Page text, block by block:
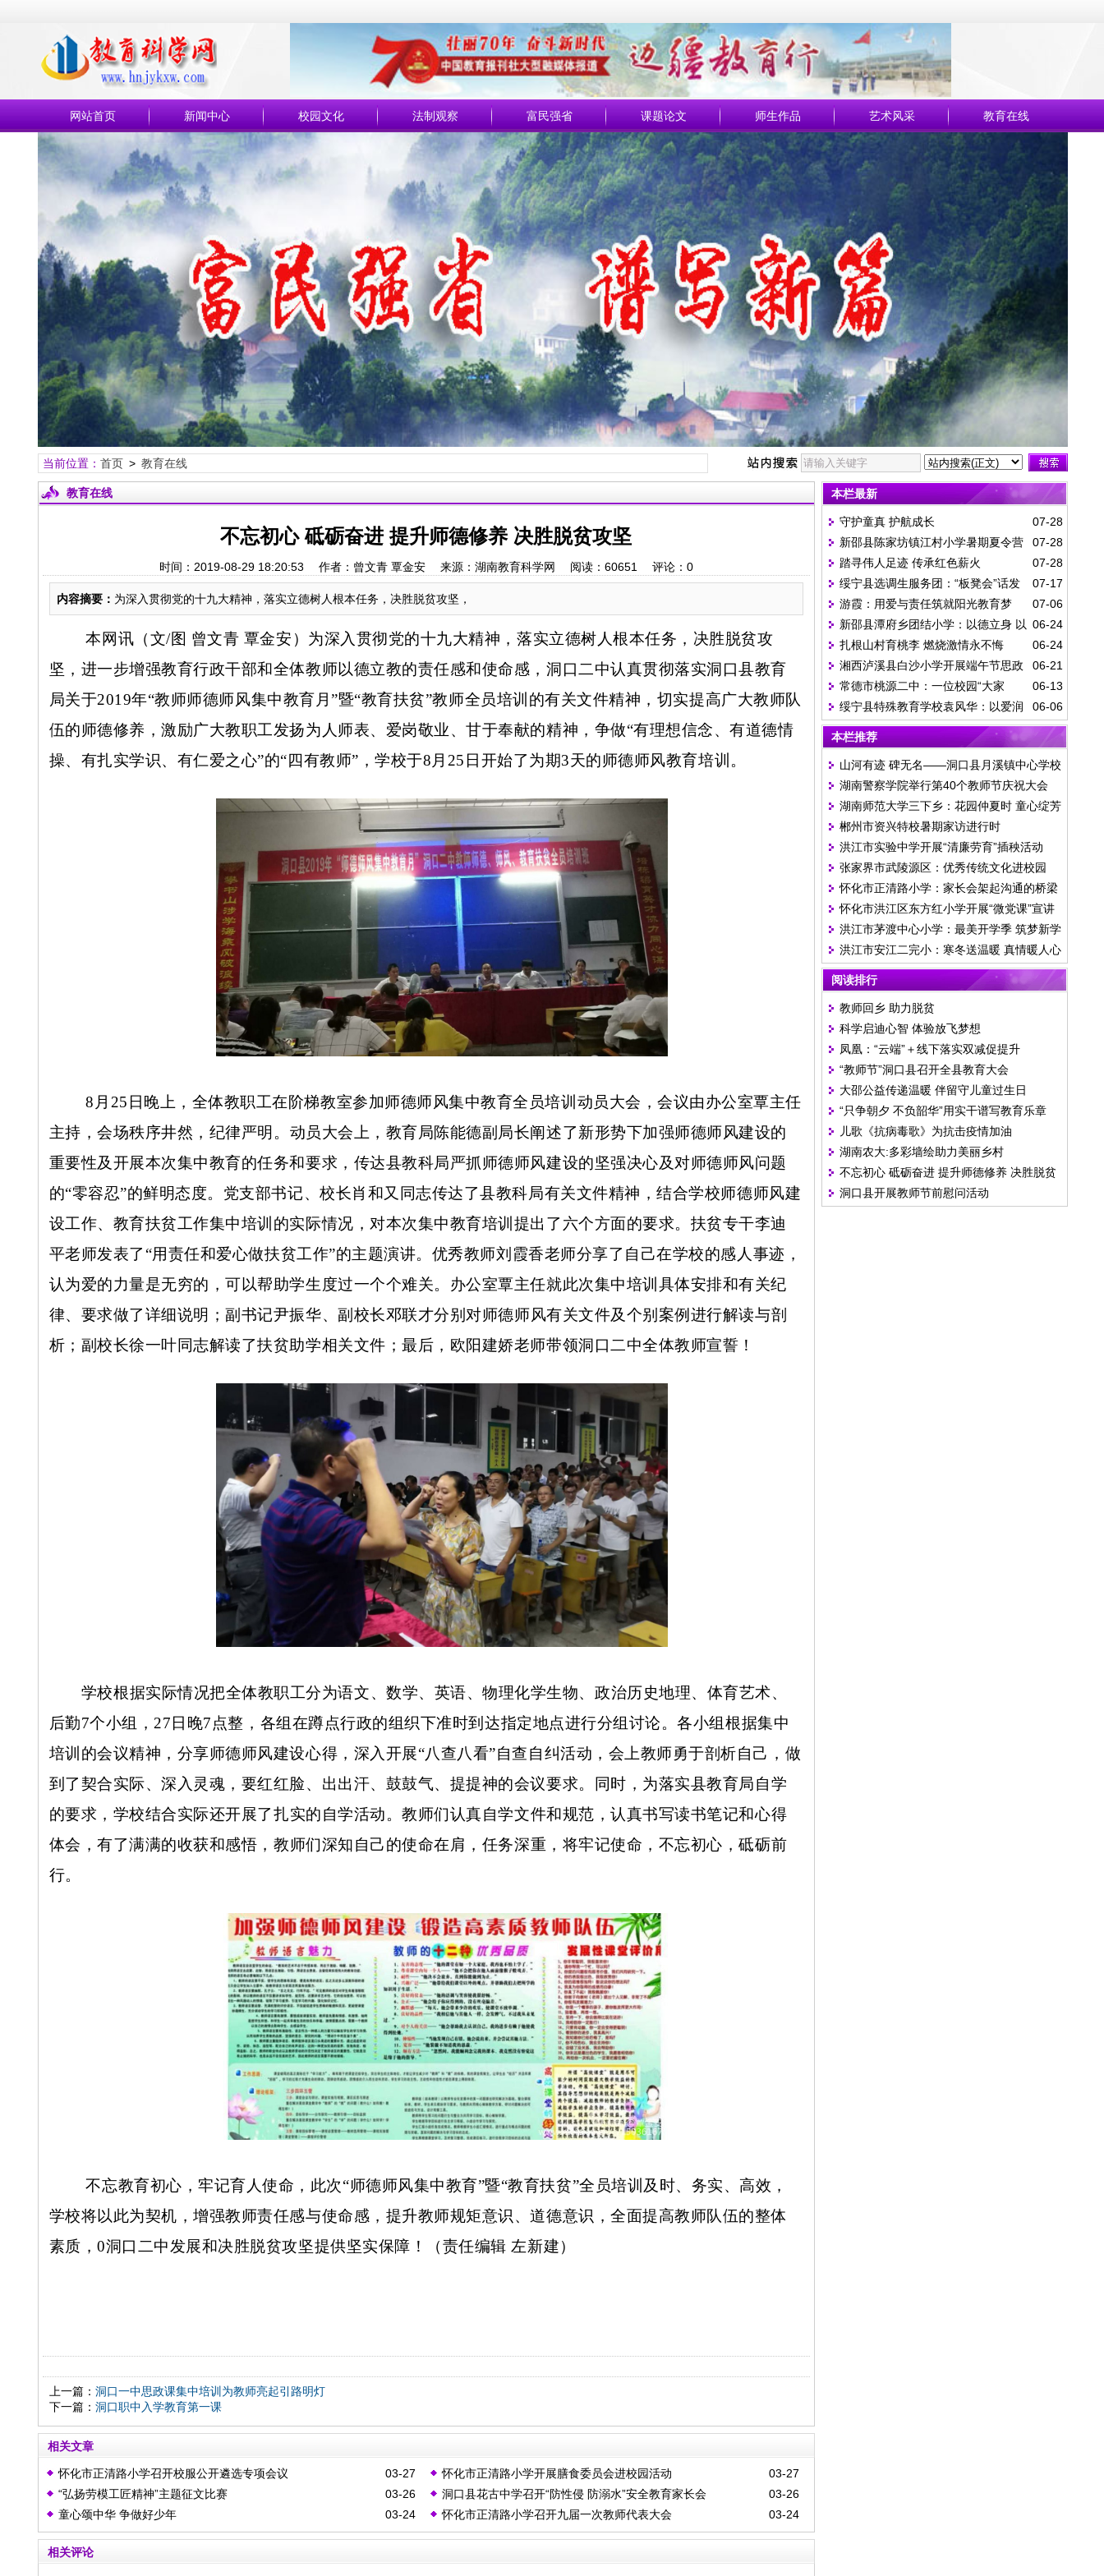
网站首页 新闻中心 校园文化 法制观察 富民强省 课题论文 师生作品 艺术风采 教育在线
当前位置： 首页> 教育在线
教育在线
不忘初心 砥砺奋进 提升师德修养 决胜脱贫攻坚
时间：2019-08-29 18:20:53 作者：曾文青 覃金安 来源：湖南教育科学网 阅读： 60651 评论： 0
内容摘要： 为深入贯彻党的十九大精神，落实立德树人根本任务，决胜脱贫攻坚，
本网讯 （文/图 曾文青 覃金安）为深入贯彻党的十九大精神，落实立德树人根本任务，决胜脱贫攻
坚，进一步增强教育行政干部和全体教师以德立教的责任感和使命感，洞口二中认真贯彻落实洞口县教育
局关于2019年“教师师德师风集中教育月”暨“教育扶贫”教师全员培训的有关文件精神，切实提高广大教师队
伍的师德修养，激励广大教职工发扬为人师表、爱岗敬业、甘于奉献的精神，争做“有理想信念、有道德情
操、有扎实学识、有仁爱之心”的“四有教师”，学校于8月25日开始了为期3天的师德师风教育培训。
8月25日晚上，全体教职工在阶梯教室参加师德师风集中教育全员培训动员大会，会议由办公室覃主任
主持，会场秩序井然，纪律严明。 动员大会上，教育局陈能德副局长阐述了新形势下加强师德师风建设的
重要性及开展本次集中教育的任务和要求，传达县教科局严抓师德师风建设的坚强决心及对师德师风问题
的“零容忍”的鲜明态度。党支部书记、校长肖和又同志传达了县教科局有关文件精神，结合学校师德师风建
设工作、教育扶贫工作集中培训的实际情况，对本次集中教育培训提出了六个方面的要求。扶贫专干李迪
平老师发表了 “用责任和爱心做扶贫工作”的主题演讲。优秀教师刘霞香老师分享了自己在学校的感人事迹，
认为爱的力量是无穷的，可以帮助学生度过一个个难关。办公室覃主任就此次集中培训具体安排和有关纪
律、要求做了详细说明；副书记尹振华、副校长邓联才分别对师德师风有关文件及个别案例进行解读与剖
析；副校长徐一叶同志解读了扶贫助学相关文件；最后，欧阳建娇老师带领洞口二中全体教师宣誓！
学校根据实际情况把全体教职工分为语文、数学、英语、物理化学生物、政治历史地理、体育艺术、
后勤7个小组，27日晚7点整，各组在蹲点行政的组织下准时到达指定地点进行分组讨论。各小组根据集中
培训的会议精神，分享师德师风建设心得，深入开展“八查八看”自查自纠活动，会上教师勇于剖析自己，做
到了契合实际、深入灵魂，要红红脸、出出汗、鼓鼓气、提提神的会议要求。
同时，为落实县教育局自学
的要求， 学校结合实际还开展了扎实的自学活动。教师们认真自学文件和规范，认真书写读书笔记和心得
体会，有了满满的收获和感悟， 教师们深知自己的使命在肩，任务深重，将牢记使命，不忘初心，砥砺前
行。
不忘教育初心，牢记育人使命，此次“师德师风集中教育”暨“教育扶贫”全员培训及时、务实、高效，
学校将以此为契机，增强教师责任感与使命感，提升教师规矩意识、道德意识，全面提高教师队伍的整体
素质，0洞口二中发展和决胜脱贫攻坚提供坚实保障！（责任编辑 左新建）
上一篇： 洞口一中思政课集中培训为教师亮起引路明灯
下一篇： 洞口职中入学教育第一课
相关文章
03-27
怀化市正清路小学召开校服公开遴选专项会议 03-27
怀化市正清路小学开展膳食委员会进校园活动
03-26
“弘扬劳模工匠精神”主题征文比赛 03-26
洞口县花古中学召开“防性侵 防溺水”安全教育家长会
03-24
童心颂中华 争做好少年 03-24
怀化市正清路小学召开九届一次教师代表大会
相关评论
本栏最新
07-28
守护童真 护航成长
07-28
新邵县陈家坊镇江村小学暑期夏令营
一日纪实
07-28
踏寻伟人足迹 传承红色薪火
07-17
绥宁县选调生服务团：“板凳会”话发
展 “院落会”守平安
07-06
游霞：用爱与责任筑就阳光教育梦
06-24
新邵县潭府乡团结小学：以德立身 以
爱育人
06-24
扎根山村育桃李 燃烧激情永不悔
06-21
湘西泸溪县白沙小学开展端午节思政
教育活动
06-13
常德市桃源二中：一位校园“大家
长”的高考答卷
06-06
绥宁县特殊教育学校袁风华：以爱润
残童 匠心守特教
本栏推荐
山河有迹 碑无名——洞口县月溪镇中心学校
举行清明祭英烈活动
湖南警察学院举行第40个教师节庆祝大会
湖南师范大学三下乡：花园仲夏时 童心绽芳
华
郴州市资兴特校暑期家访进行时
洪江市实验中学开展“清廉劳育”插秧活动
张家界市武陵源区：优秀传统文化进校园
怀化市正清路小学：家长会架起沟通的桥梁
怀化市洪江区东方红小学开展“微党课”宣讲
活动
洪江市茅渡中心小学：最美开学季 筑梦新学
期
洪江市安江二完小：寒冬送温暖 真情暖人心
阅读排行
教师回乡 助力脱贫
科学启迪心智 体验放飞梦想
凤凰：“云端”＋线下落实双减促提升
“教师节”洞口县召开全县教育大会
大邵公益传递温暖 伴留守儿童过生日
“只争朝夕 不负韶华”用实干谱写教育乐章
儿歌《抗病毒歌》为抗击疫情加油
湖南农大:多彩墙绘助力美丽乡村
不忘初心 砥砺奋进 提升师德修养 决胜脱贫
攻坚
洞口县开展教师节前慰问活动